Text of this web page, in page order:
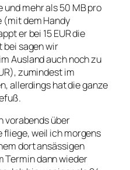
mehr als 50 MB pro
(mit dem Handy
er bei 15 EUR die
bei sagen wir
Ausland auch noch zu
zumindest im
allerdings hat die ganze
vorabends über
fliege, weil ich morgens
dort ansässigen
Termin dann wieder